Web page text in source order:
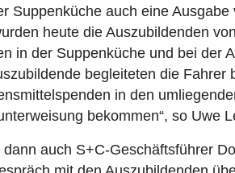
Suppenküche auch eine Ausgabe
heute die Auszubildenden
in der Suppenküche und bei der
begleiteten die Fahrer
in den
bekommen“, so Uwe
auch S+C-Geschäftsführer